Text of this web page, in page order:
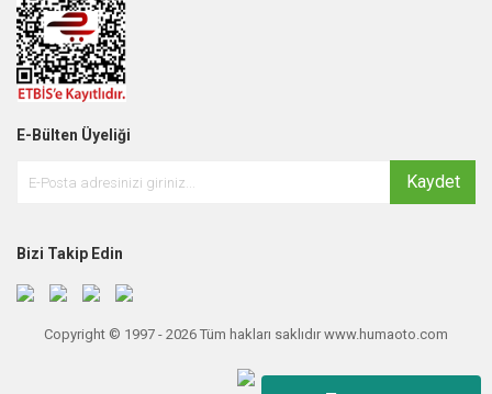
E-Bülten Üyeliği
Kaydet
Bizi Takip Edin
Copyright © 1997 - 2026 Tüm hakları saklıdır www.humaoto.com